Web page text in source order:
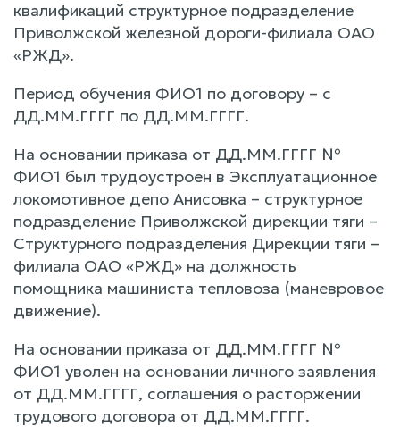
квалификаций структурное подразделение
Приволжской железной дороги-филиала ОАО
«РЖД».
Период обучения ФИО1 по договору – с
ДД.ММ.ГГГГ по ДД.ММ.ГГГГ.
На основании приказа от ДД.ММ.ГГГГ №
ФИО1 был трудоустроен в Эксплуатационное
локомотивное депо Анисовка – структурное
подразделение Приволжской дирекции тяги –
Структурного подразделения Дирекции тяги –
филиала ОАО «РЖД» на должность
помощника машиниста тепловоза (маневровое
движение).
На основании приказа от ДД.ММ.ГГГГ №
ФИО1 уволен на основании личного заявления
от ДД.ММ.ГГГГ, соглашения о расторжении
трудового договора от ДД.ММ.ГГГГ.